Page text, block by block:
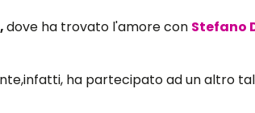
dove ha trovato l'amore con Stefano
ha partecipato ad un altro